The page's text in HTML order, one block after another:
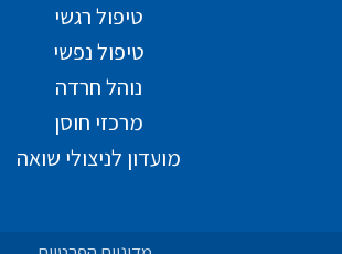
טיפול רגשי
טיפול נפשי
נוהל חרדה
מרכזי חוסן
מועדון לניצולי שואה